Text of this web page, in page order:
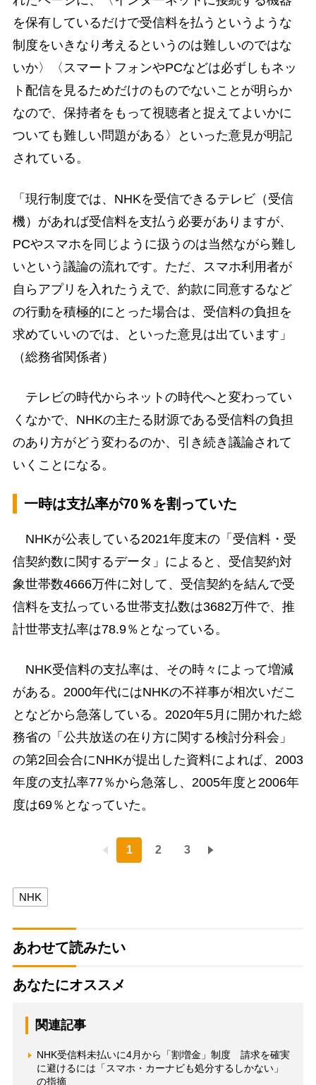
を保有しているだけで受信料を払うというような
制度をいきなり考えるというのは難しいのではな
いか〉〈スマートフォンやPCなどは必ずしもネッ
ト配信を見るためだけのものでないことが明らか
なので、保持者をもって視聴者と捉えてよいかに
ついても難しい問題がある〉といった意見が明記
されている。
「現行制度では、NHKを受信できるテレビ（受信
機）があれば受信料を支払う必要がありますが、
PCやスマホを同じように扱うのは当然ながら難し
いという議論の流れです。ただ、スマホ利用者が
自らアプリを入れたうえで、約款に同意するなど
の行動を積極的にとった場合は、受信料の負担を
求めていいのでは、といった意見は出ています」
（総務省関係者）
テレビの時代からネットの時代へと変わってい
くなかで、NHKの主たる財源である受信料の負担
のあり方がどう変わるのか、引き続き議論されて
いくことになる。
一時は支払率が70％を割っていた
NHKが公表している2021年度末の「受信料・受
信契約数に関するデータ」によると、受信契約対
象世帯数4666万件に対して、受信契約を結んで受
信料を支払っている世帯支払数は3682万件で、推
計世帯支払率は78.9％となっている。
NHK受信料の支払率は、その時々によって増減
がある。2000年代にはNHKの不祥事が相次いだこ
となどから急落している。2020年5月に開かれた総
務省の「公共放送の在り方に関する検討分科会」
の第2回会合にNHKが提出した資料によれば、2003
年度の支払率77％から急落し、2005年度と2006年
度は69％となっていた。
1 2 3
NHK
あわせて読みたい
あなたにオススメ
関連記事
NHK受信料未払いに4月から「割増金」制度 請求を確実
に避けるには「スマホ・カーナビも処分するしかない」
の指摘